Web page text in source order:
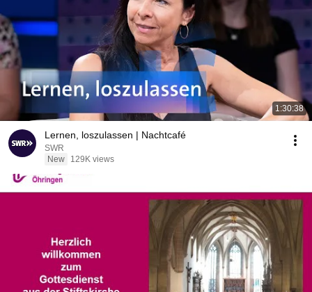
1:30:38
Lernen, loszulassen | Nachtcafé
SWR
New
129K views